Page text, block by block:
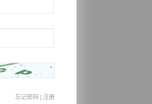
忘记密码 | 注册